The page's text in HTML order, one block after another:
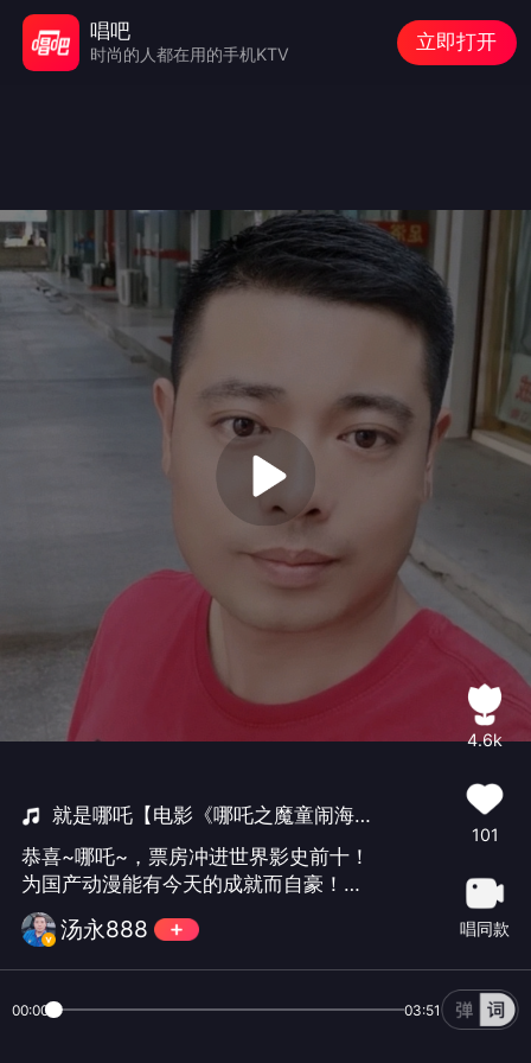
就是哪吒【电影《哪吒之魔童闹海》角色曲】
恭喜~哪吒~，票房冲进世界影史前十！
为国产动漫能有今天的成就而自豪！最
喜欢里面的一句台词，我命由我不由天!
愿大家在新的一年里，所愿皆所成！蛇
年大吉大利！🌹🌹🌹
汤永888
4.6k
101
唱同款
00:00 03:51
唱吧
时尚的人都在用的手机KTV
立即打开